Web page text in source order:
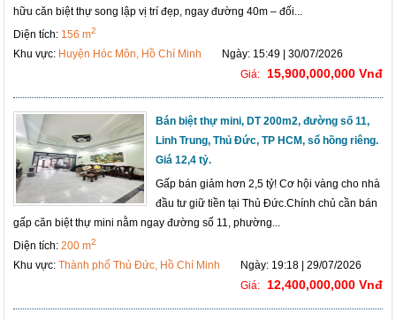
hữu căn biệt thự song lập vị trí đẹp, ngay đường 40m – đối...
Diện tích: 156 m2
Khu vực: Huyện Hóc Môn, Hồ Chí Minh
Ngày: 15:49 | 30/07/2026
Giá:
15,900,000,000 Vnđ
Bán biệt thự mini, DT 200m2, đường số 11,
Linh Trung, Thủ Đức, TP HCM, sổ hồng riêng.
Giá 12,4 tỷ.
Gấp bán giảm hơn 2,5 tỷ! Cơ hội vàng cho nhà
đầu tư giữ tiền tại Thủ Đức.Chính chủ cần bán
gấp căn biệt thự mini nằm ngay đường số 11, phường...
Diện tích:200 m2
Khu vực:Thành phố Thủ Đức, Hồ Chí Minh
Ngày: 19:18 | 29/07/2026
Giá:
12,400,000,000 Vnđ